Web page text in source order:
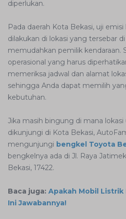
diperlukan.
Pada daerah Kota Bekasi, uji
dilakukan di lokasi yang tersebar
memudahkan pemilik kendaraan.
operasional yang harus
memeriksa jadwal dan alamat
sehingga Anda dapat memilih
kebutuhan.
Jika masih bingung di mana
dikunjungi di Kota Bekasi,
mengunjungi bengkel Toyota
bengkelnya ada di Jl. Raya
Bekasi, 17422.
Baca juga: Apakah Mobil Listrik
Ini Jawabannya!